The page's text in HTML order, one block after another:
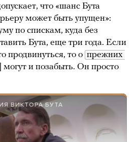
что «шанс Бута
может быть упущен»:
по спискам, куда без
Бута, еще три года. Если
продвинуться, то о прежних
могут и позабыть. Он просто
ВИКТОРА БУТА